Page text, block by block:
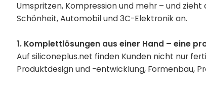
Umspritzen, Kompression und mehr – und
Schönheit, Automobil und 3C-Elektronik an.
1. Komplettlösungen aus einer Hand – eine
Auf siliconeplus.net finden Kunden nicht nur
Produktdesign und -entwicklung, Formenbau,